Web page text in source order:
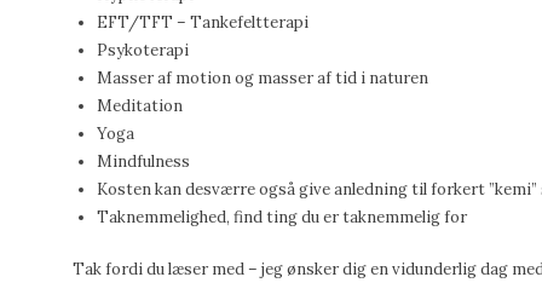
EFT/TFT – Tankefeltterapi
Psykoterapi
Masser af motion og masser af tid i naturen
Meditation
Yoga
Mindfulness
Kosten kan desværre også give anledning til forkert
Taknemmelighed, find ting du er taknemmelig for
Tak fordi du læser med – jeg ønsker dig en vidunderlig dag